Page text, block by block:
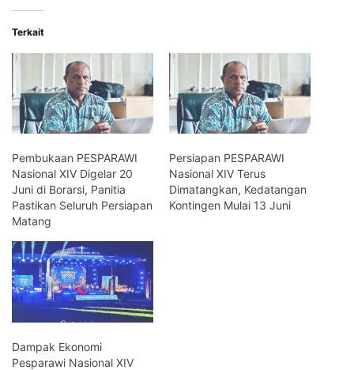
Terkait
Pembukaan PESPARAWI
Nasional XIV Digelar 20
Juni di Borarsi, Panitia
Pastikan Seluruh Persiapan
Matang
Persiapan PESPARAWI
Nasional XIV Terus
Dimatangkan, Kedatangan
Kontingen Mulai 13 Juni
Dampak Ekonomi
Pesparawi Nasional XIV